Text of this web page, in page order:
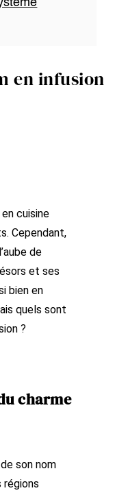
en infusion
cuisine
Cependant,
de
et ses
bien en
quels sont
?
charme
son nom
régions